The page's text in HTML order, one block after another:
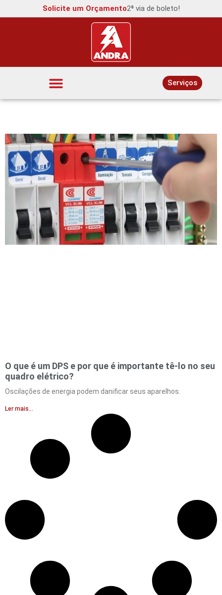
Solicite um Orçamento2ª via de boleto!
Serviços
O que é um DPS e por que é importante tê-lo no seu
quadro elétrico?
Oscilações de energia podem danificar seus aparelhos.
Ler mais...